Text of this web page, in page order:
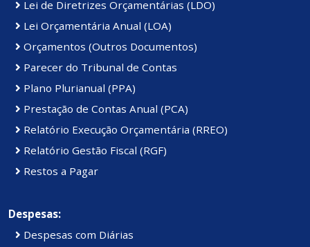
Lei de Diretrizes Orçamentárias (LDO)
Lei Orçamentária Anual (LOA)
Orçamentos (Outros Documentos)
Parecer do Tribunal de Contas
Plano Plurianual (PPA)
Prestação de Contas Anual (PCA)
Relatório Execução Orçamentária (RREO)
Relatório Gestão Fiscal (RGF)
Restos a Pagar
Despesas:
Despesas com Diárias